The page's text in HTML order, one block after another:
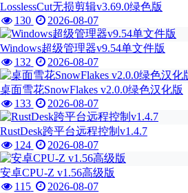
LosslessCut无损剪辑v3.69.0绿色版
130
2026-08-07
Windows超级管理器v9.54单文件版
132
2026-08-07
桌面雪花SnowFlakes v2.0.0绿色汉化版
133
2026-08-07
RustDesk跨平台远程控制v1.4.7
124
2026-08-07
安卓CPU-Z v1.56高级版
115
2026-08-07